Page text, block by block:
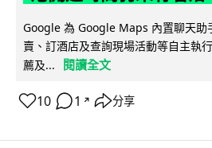
Google 為 Google Maps 內置聊天助
賣、訂酒店及查詢現場活動等自主執
薦及...
閱讀全文
10 1 ↗ 分享